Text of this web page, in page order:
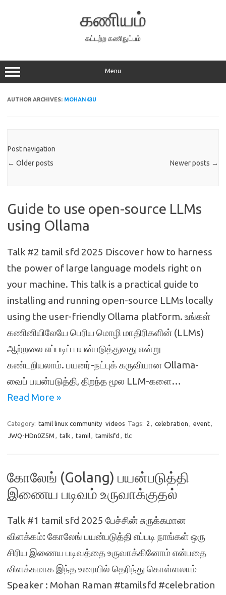
கணியம்
கட்டற்ற கணிநுட்பம்
Menu
AUTHOR ARCHIVES: MOHAN43U
Post navigation
← Older posts Newer posts →
Guide to use open-source LLMs
using Ollama
Talk #2 tamil sfd 2025 Discover how to harness
the power of large language models right on
your machine. This talk is a practical guide to
installing and running open-source LLMs locally
using the user-friendly Ollama platform. உங்கள்
கணினியிலேயே பெரிய மொழி மாதிரிகளின் (LLMs)
ஆற்றலை எப்படிப் பயன்படுத்துவது என்று
கண்டறியலாம். பயனர்-நட்புக் கருவியான Ollama-
வைப் பயன்படுத்தி, திறந்த மூல LLM-களை…
Read More »
Category: tamil linux community videos Tags: 2 , celebration , event,
JWQ-HDn0Z5M , talk , tamil, tamilsfd , tlc
கோலேங் (Golang) பயன்படுத்தி
இணைய படிவம் உருவாக்குதல்
Talk #1 tamil sfd 2025 பேச்சின் சுருக்கமான
விளக்கம்: கோலேங் பயன்படுத்தி எப்படி நாங்கள் ஒரு
சிரிய இணைய படிவத்தை உருவாக்கினோம் என்பதை
விளக்கமாக இந்த உரையில் தெரிந்து கொள்ளலாம்
Speaker : Mohan Raman #tamilsfd #celebration